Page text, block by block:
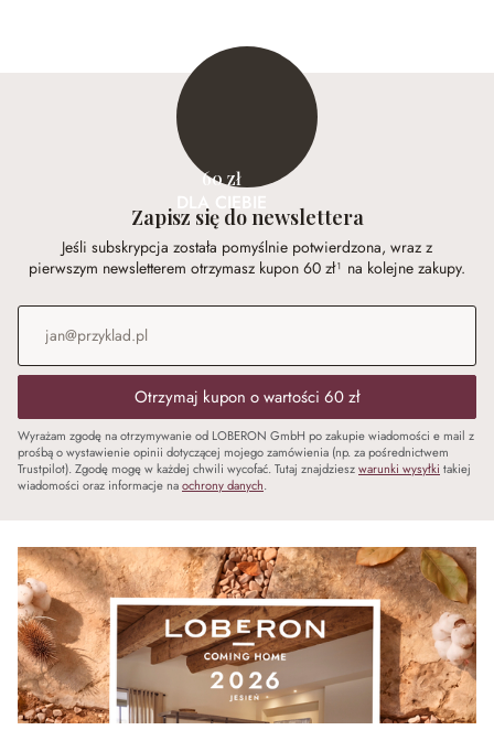
60 zł
DLA CIEBIE
Zapisz się do newslettera
Jeśli subskrypcja została pomyślnie potwierdzona, wraz z
pierwszym newsletterem otrzymasz kupon 60 zł¹ na kolejne zakupy.
Adres e-mail
Otrzymaj kupon o wartości 60 zł
Wyrażam zgodę na otrzymywanie od LOBERON GmbH po zakupie wiadomości e mail z
prośbą o wystawienie opinii dotyczącej mojego zamówienia (np. za pośrednictwem
Trustpilot). Zgodę mogę w każdej chwili wycofać. Tutaj znajdzieszwarunki wysyłki takiej
wiadomości oraz informacje naochrony danych.